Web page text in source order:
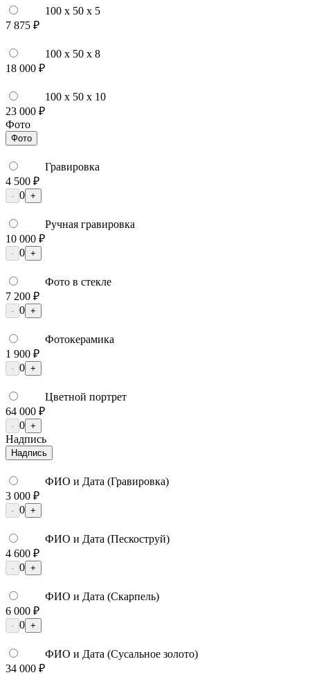
100 x 50 x 5
7 875 ₽
100 x 50 x 8
18 000 ₽
100 x 50 x 10
23 000 ₽
Фото
Фото
Гравировка
4 500 ₽
- 0 +
Ручная гравировка
10 000 ₽
- 0 +
Фото в стекле
7 200 ₽
- 0 +
Фотокерамика
1 900 ₽
- 0 +
Цветной портрет
64 000 ₽
- 0 +
Надпись
Надпись
ФИО и Дата (Гравировка)
3 000 ₽
- 0 +
ФИО и Дата (Пескоструй)
4 600 ₽
- 0 +
ФИО и Дата (Скарпель)
6 000 ₽
- 0 +
ФИО и Дата (Сусальное золото)
34 000 ₽